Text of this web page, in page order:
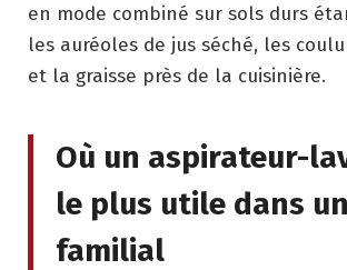
en mode combiné sur sols durs
les auréoles de jus séché, les
et la graisse près de la cuisinière.
Où un aspirateur-
le plus utile dans
familial